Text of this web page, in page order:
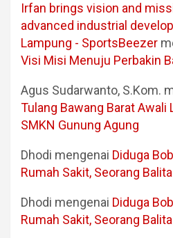
Irfan brings vision and
advanced industrial
Lampung - SportsBeezer
Visi Misi Menuju Perbakin
Agus Sudarwanto, S.Kom.
Tulang Bawang Barat Awali
SMKN Gunung Agung
Dhodi mengenai Diduga
Rumah Sakit, Seorang
Dhodi mengenai Diduga
Rumah Sakit, Seorang